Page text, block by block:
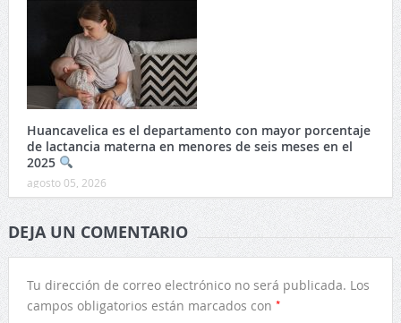
Huancavelica es el departamento con mayor porcentaje
de lactancia materna en menores de seis meses en el
2025
agosto 05, 2026
DEJA UN COMENTARIO
Tu dirección de correo electrónico no será publicada. Los
campos obligatorios están marcados con *